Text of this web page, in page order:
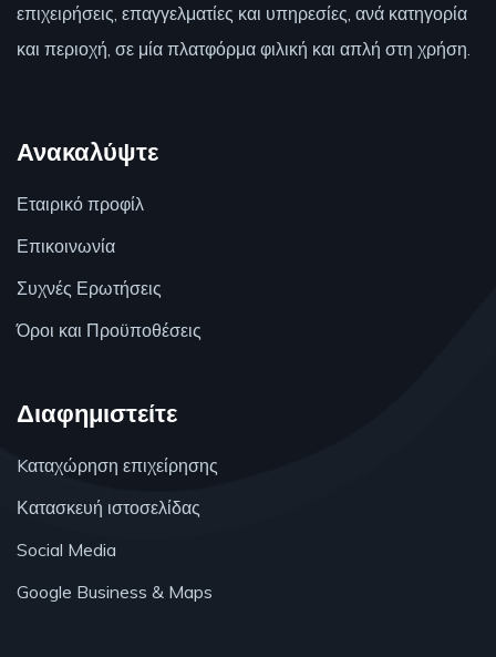
επιχειρήσεις, επαγγελματίες και υπηρεσίες, ανά κατηγορία
και περιοχή, σε μία πλατφόρμα φιλική και απλή στη χρήση.
Ανακαλύψτε
Εταιρικό προφίλ
Επικοινωνία
Συχνές Ερωτήσεις
Όροι και Προϋποθέσεις
Διαφημιστείτε
Kαταχώρηση επιχείρησης
Κατασκευή ιστοσελίδας
Social Media
Google Business & Maps